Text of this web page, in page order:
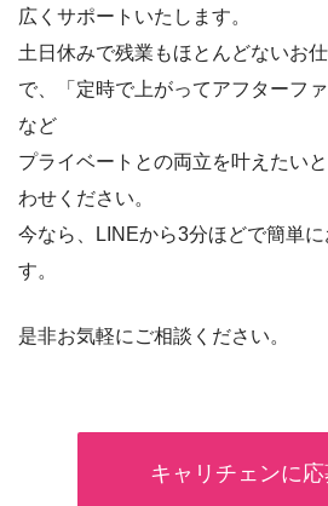
広くサポートいたします。
土日休みで残業もほとんどないお
で、「定時で上がってアフターフ
など
プライベートとの両立を叶えたい
わせください。
今なら、LINEから3分ほどで簡単
す。
是非お気軽にご相談ください。
キャリチェンに